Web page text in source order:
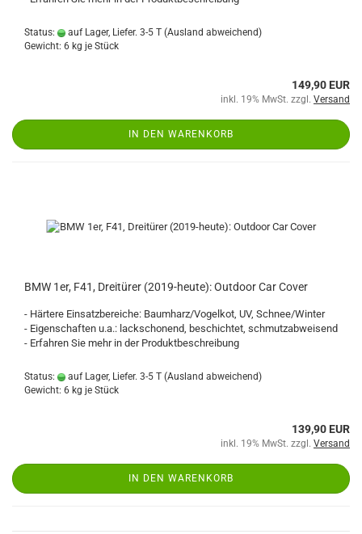
Status: auf Lager, Liefer. 3-5 T (Ausland abweichend)
Gewicht: 6 kg je Stück
149,90 EUR
inkl. 19% MwSt. zzgl. Versand
IN DEN WARENKORB
BMW 1er, F41, Dreitürer (2019-heute): Outdoor Car Cover
- Härtere Einsatzbereiche: Baumharz/Vogelkot, UV, Schnee/Winter
- Eigenschaften u.a.: lackschonend, beschichtet, schmutzabweisend
- Erfahren Sie mehr in der Produktbeschreibung
Status: auf Lager, Liefer. 3-5 T (Ausland abweichend)
Gewicht: 6 kg je Stück
139,90 EUR
inkl. 19% MwSt. zzgl. Versand
IN DEN WARENKORB